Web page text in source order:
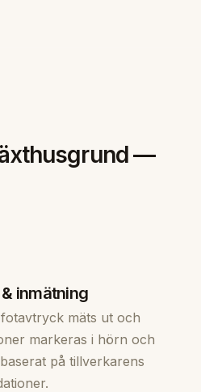
—
inmätning
mäts ut och
markeras i hörn och
på tillverkarens